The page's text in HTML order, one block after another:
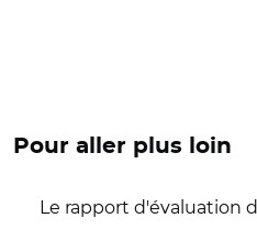
Pour aller plus loin
Le rapport d'évaluation